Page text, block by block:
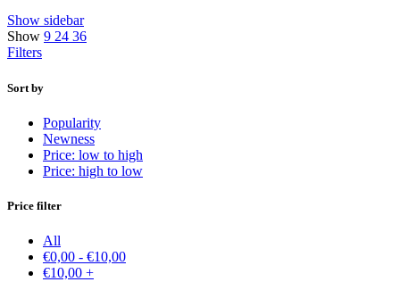
Show sidebar
Show 9 24 36
Filters
Sort by
Popularity
Newness
Price: low to high
Price: high to low
Price filter
All
€0,00 - €10,00
€10,00 +